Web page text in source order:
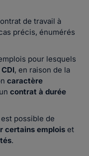
de travail à
précis, énumérés
pour lesquels
, en raison de la
caractère
contrat à durée
possible de
certains emplois et
.